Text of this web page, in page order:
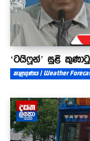
‘ටයිෆූන්’ සුළි
කාළගුණය | Weather